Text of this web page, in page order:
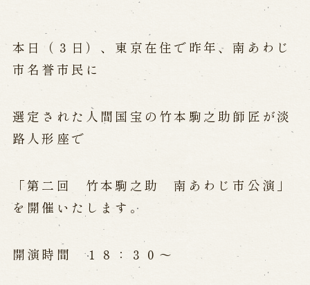
公演情報
公演カレンダー
開催中の公演
出張公演
学校公演
海外旅行客向け特別公演「くにうみ」
歴史
本日（３日）、東京在住で昨年、南あわじ
市名誉市民に
選定された人間国宝の竹本駒之助師匠が淡
路人形座で
「第二回 竹本駒之助 南あわじ市公演」
を開催いたします。
開演時間 １８：３０～